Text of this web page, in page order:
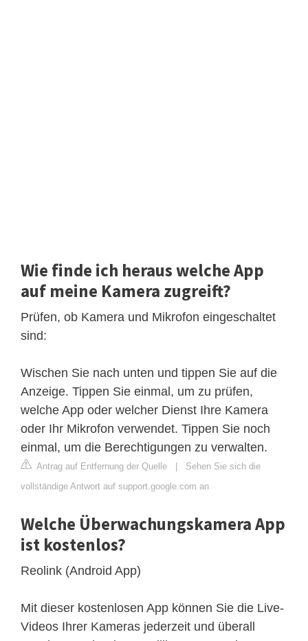
Wie finde ich heraus welche App
auf meine Kamera zugreift?
Prüfen, ob Kamera und Mikrofon eingeschaltet
sind:
Wischen Sie nach unten und tippen Sie auf die
Anzeige. Tippen Sie einmal, um zu prüfen,
welche App oder welcher Dienst Ihre Kamera
oder Ihr Mikrofon verwendet. Tippen Sie noch
einmal, um die Berechtigungen zu verwalten.
Antrag auf Entfernung der Quelle | Sehen Sie sich die
vollständige Antwort auf support.google.com an
Welche Überwachungskamera App
ist kostenlos?
Reolink (Android App)
Mit dieser kostenlosen App können Sie die Live-
Videos Ihrer Kameras jederzeit und überall